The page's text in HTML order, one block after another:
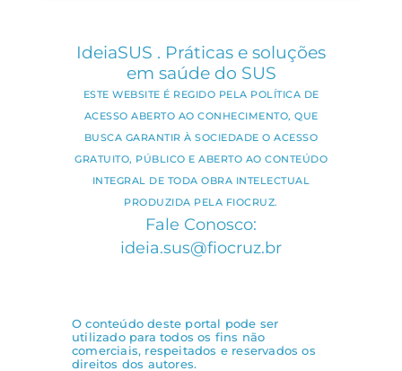
IdeiaSUS . Práticas e soluções
em saúde do SUS
ESTE WEBSITE É REGIDO PELA POLÍTICA DE
ACESSO ABERTO AO CONHECIMENTO, QUE
BUSCA GARANTIR À SOCIEDADE O ACESSO
GRATUITO, PÚBLICO E ABERTO AO CONTEÚDO
INTEGRAL DE TODA OBRA INTELECTUAL
PRODUZIDA PELA FIOCRUZ.
Fale Conosco:
ideia.sus@fiocruz.br
O conteúdo deste portal pode ser
utilizado para todos os fins não
comerciais, respeitados e reservados os
direitos dos autores.